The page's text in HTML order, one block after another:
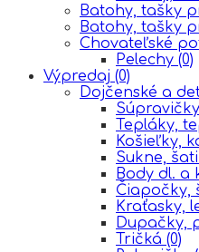
Batohy, tašky
Batohy, tašky
Chovateľské
Pelechy (0)
Výpredaj (0)
Dojčenské a
Tepláky,
Košieľky,
Sukne,
Body dl. a
Čiapočky,
Kraťasky,
Dupačky,
Tričká (0)